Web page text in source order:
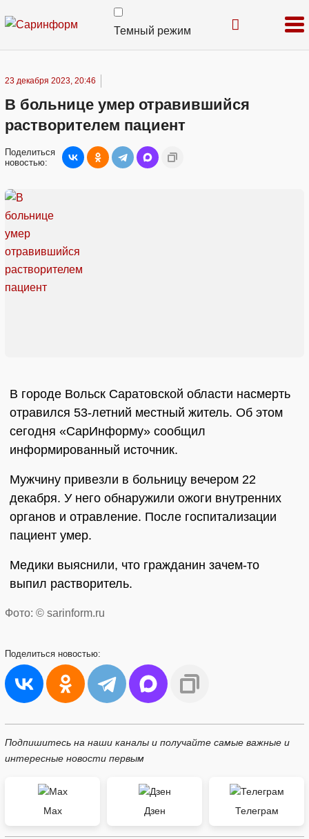
Темный режим
23 декабря 2023, 20:46
В больнице умер отравившийся
растворителем пациент
Поделиться
новостью:
В городе Вольск Саратовской области насмерть
отравился 53-летний местный житель. Об этом
сегодня «СарИнформу» сообщил
информированный источник.
Мужчину привезли в больницу вечером 22
декабря. У него обнаружили ожоги внутренних
органов и отравление. После госпитализации
пациент умер.
Медики выяснили, что гражданин зачем-то
выпил растворитель.
Фото: © sarinform.ru
Поделиться новостью:
Подпишитесь на наши каналы и получайте самые важные и
интересные новости первым
Max Дзен Телеграм